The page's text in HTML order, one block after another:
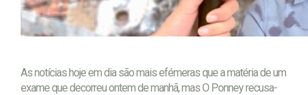
As notícias hoje em dia são mais efémeras que a matéria de um
exame que decorreu ontem de manhã, mas O Ponney recusa-